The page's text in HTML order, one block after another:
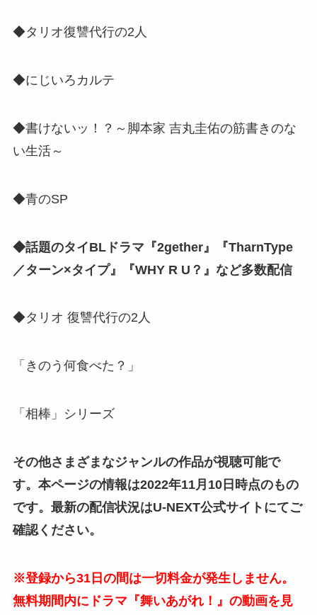
◆タリオ復讐代行の2人
◆にじいろカルテ
◆書けないッ！？～脚本家 吉丸圭佑の筋書きのな
い生活～
◆青のSP
◆話題のタイBLドラマ『2gether』『TharnType
／ターン×タイプ』『WHY R U？』など多数配信
◆タリオ 復讐代行の2人
「きのう何食べた？」
「相棒」シリーズ
その他さまざまなジャンルの作品が視聴可能で
す。本ページの情報は2022年11月10日時点のもの
です。最新の配信状況はU-NEXT公式サイトにてご
確認ください。
※登録から31日の間は一切料金が発生しません。
無料期間内にドラマ『舞いあがれ！』の動画を見